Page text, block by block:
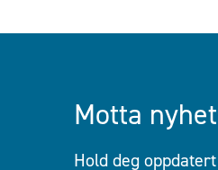
Motta
Hold deg